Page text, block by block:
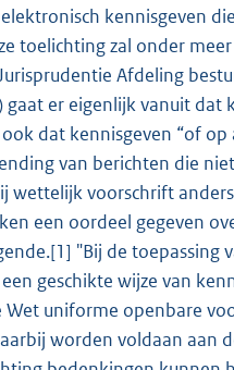
kennisgeven
toelichting zal onder
Afdeling
gaat er eigenlijk vanuit
dat kennisgeven “of
van berichten die
wettelijk voorschrift
een oordeel gegeven
"Bij de
geschikte wijze van
uniforme openbare
worden voldaan aan